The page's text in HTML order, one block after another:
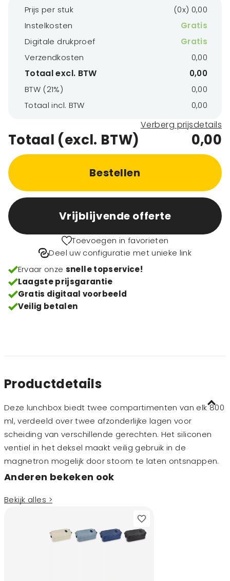
Prijs per stuk
(0x) 0,00
Instelkosten
Gratis
Digitale drukproef
Gratis
Verzendkosten
0,00
Totaal excl. BTW
0,00
BTW (21%)
0,00
Totaal incl. BTW
0,00
Verberg prijsdetails
Totaal (excl. BTW) 0,00
Bestellen
Vrijblijvende offerte
Toevoegen in favorieten
Deel uw configuratie met unieke link
Ervaar onze snelle topservice!
Laagste prijsgarantie
Gratis digitaal voorbeeld
Veilig betalen
Productdetails
Deze lunchbox biedt twee compartimenten van elk 800
ml, verdeeld over twee afzonderlijke lagen voor
scheiding van verschillende gerechten. Het siliconen
ventiel in het deksel maakt veilig gebruik in de
magnetron mogelijk door stoom te laten ontsnappen.
Anderen bekeken ook
Bekijk alles >